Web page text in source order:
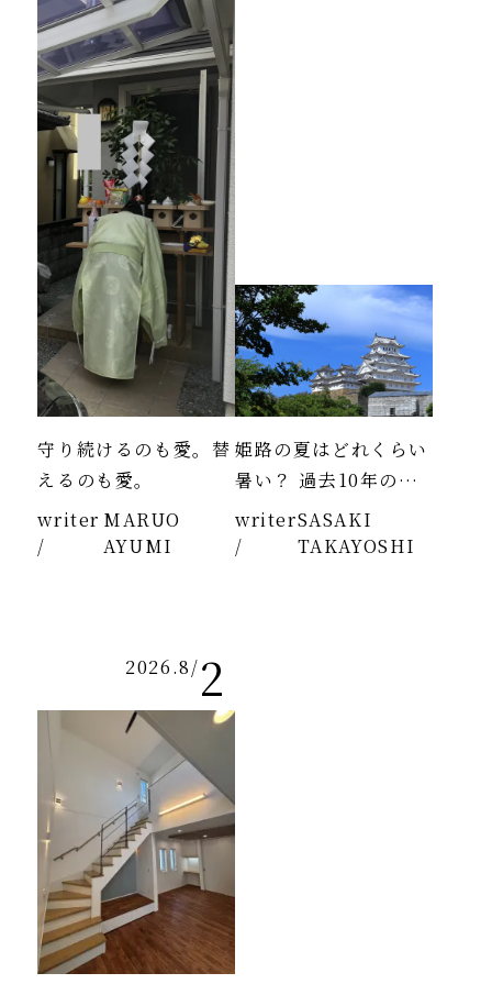
守り続けるのも愛。替
えるのも愛。
writer
/
MARUO
AYUMI
姫路の夏はどれくらい
暑い？ 過去10年のデ
ータより
writer
/
SASAKI
TAKAYOSHI
2026.8/2